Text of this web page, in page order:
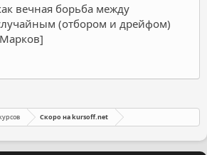
вечная борьба между
(отбором и дрейфом)
Скоро на kursoff.net